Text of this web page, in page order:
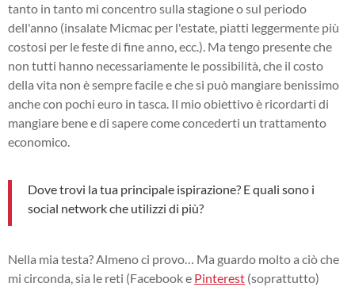
tanto in tanto mi concentro sulla stagione o sul periodo
dell'anno (insalate Micmac per l'estate, piatti leggermente più
costosi per le feste di fine anno, ecc.). Ma tengo presente che
non tutti hanno necessariamente le possibilità, che il costo
della vita non è sempre facile e che si può mangiare benissimo
anche con pochi euro in tasca. Il mio obiettivo è ricordarti di
mangiare bene e di sapere come concederti un trattamento
economico.
Dove trovi la tua principale ispirazione? E quali sono i
social network che utilizzi di più?
Nella mia testa? Almeno ci provo… Ma guardo molto a ciò che
mi circonda, sia le reti (Facebook e Pinterest (soprattutto)